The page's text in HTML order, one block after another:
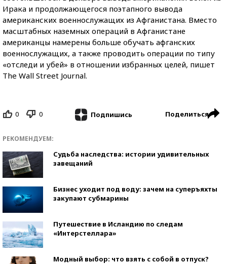
Ирака и продолжающегося поэтапного вывода
американских военнослужащих из Афганистана. Вместо
масштабных наземных операций в Афганистане
американцы намерены больше обучать афганских
военнослужащих, а также проводить операции по типу
«отследи и убей» в отношении избранных целей, пишет
The Wall Street Journal.
0 0 Подпишись Поделиться
РЕКОМЕНДУЕМ:
Судьба наследства: истории удивительных
завещаний
Бизнес уходит под воду: зачем на суперъяхты
закупают субмарины
Путешествие в Исландию по следам
«Интерстеллара»
Модный выбор: что взять с собой в отпуск?